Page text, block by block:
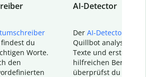
du
Worte.
den
AI-Detector
Der AI-Detector
Quillbot analysiert
Texte und erstellt
hilfreichen Bericht.
überprüfst du